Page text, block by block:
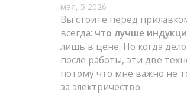
мая, 5 2026
Вы стоите перед
всегда: что лучше
лишь в цене. Но когда
после работы, эти две
потому что мне важно не
за электричество.